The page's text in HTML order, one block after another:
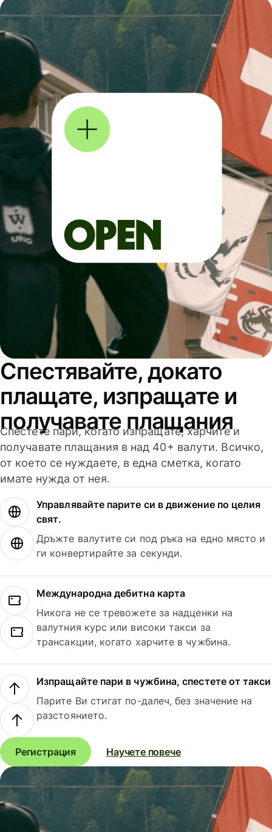
Спестявайте, докато
плащате, изпращате и
получавате плащания
Спестете пари, когато изпращате, харчите и
получавате плащания в над 40+ валути. Всичко,
от което се нуждаете, в една сметка, когато
имате нужда от нея.
Управлявайте парите си в движение по целия
свят.
Дръжте валутите си под ръка на едно място и
ги конвертирайте за секунди.
Международна дебитна карта
Никога не се тревожете за надценки на
валутния курс или високи такси за
трансакции, когато харчите в чужбина.
Изпращайте пари в чужбина, спестете от такси
Парите Ви стигат по-далеч, без значение на
разстоянието.
Регистрация Научете повече